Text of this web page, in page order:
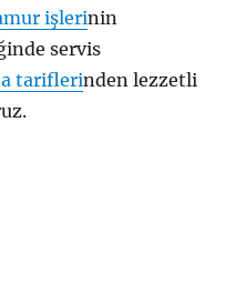
işlerinin
servis
tariflerinden lezzetli